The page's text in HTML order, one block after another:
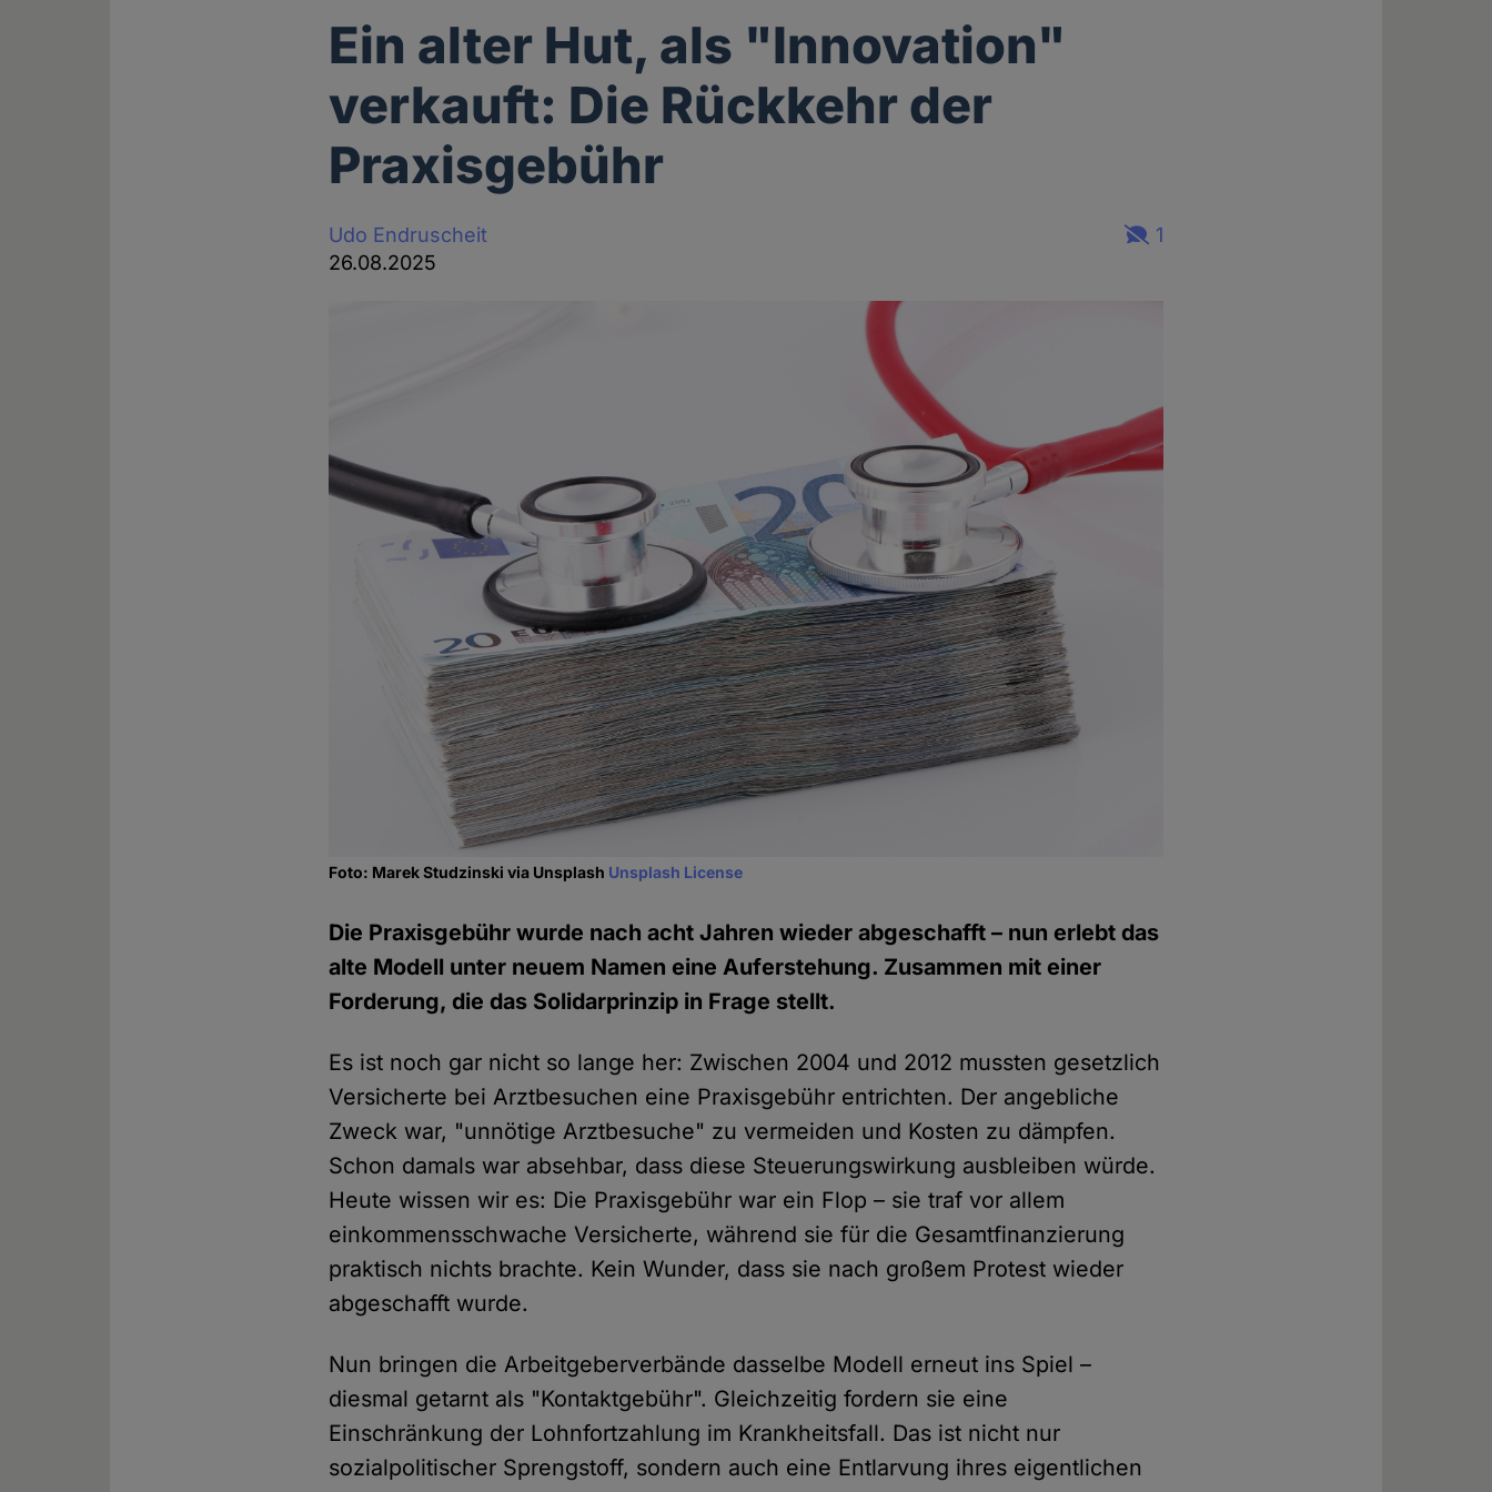
Ein alter Hut, als "Innovation"
verkauft: Die Rückkehr der
Praxisgebühr
Udo Endruscheit
26.08.2025
1
Foto: Marek Studzinski via Unsplash Unsplash License
Die Praxisgebühr wurde nach acht Jahren wieder abgeschafft – nun erlebt das
alte Modell unter neuem Namen eine Auferstehung. Zusammen mit einer
Forderung, die das Solidarprinzip in Frage stellt.
Es ist noch gar nicht so lange her: Zwischen 2004 und 2012 mussten gesetzlich
Versicherte bei Arztbesuchen eine Praxisgebühr entrichten. Der angebliche
Zweck war, "unnötige Arztbesuche" zu vermeiden und Kosten zu dämpfen.
Schon damals war absehbar, dass diese Steuerungswirkung ausbleiben würde.
Heute wissen wir es: Die Praxisgebühr war ein Flop – sie traf vor allem
einkommensschwache Versicherte, während sie für die Gesamtfinanzierung
praktisch nichts brachte. Kein Wunder, dass sie nach großem Protest wieder
abgeschafft wurde.
Nun bringen die Arbeitgeberverbände dasselbe Modell erneut ins Spiel –
diesmal getarnt als "Kontaktgebühr". Gleichzeitig fordern sie eine
Einschränkung der Lohnfortzahlung im Krankheitsfall. Das ist nicht nur
sozialpolitischer Sprengstoff, sondern auch eine Entlarvung ihres eigentlichen